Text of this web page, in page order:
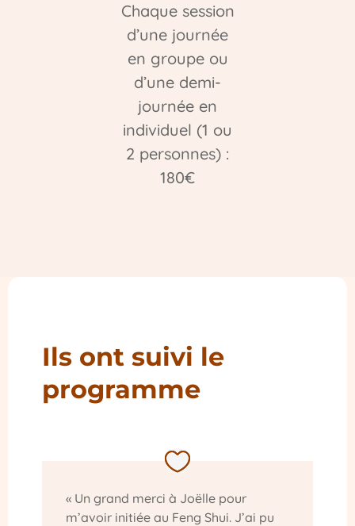
Chaque session
d’une journée
en groupe ou
d’une demi-
journée en
individuel (1 ou
2 personnes) :
180€
Ils ont suivi le
programme
« Un grand merci à Joëlle pour
m’avoir initiée au Feng Shui. J’ai pu